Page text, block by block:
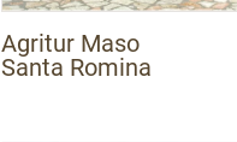
Agritur Maso
Santa Romina